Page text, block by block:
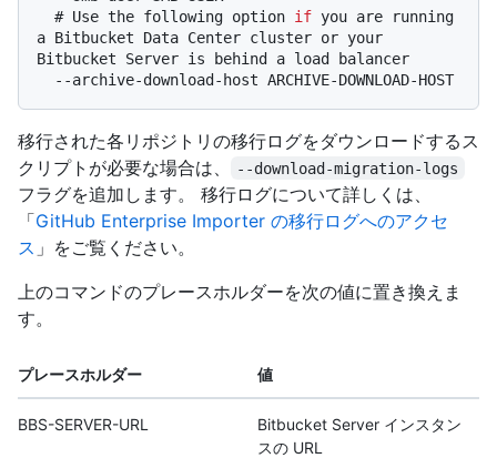
  #
Use the following option if you are running
a Bitbucket Data Center cluster or your
Bitbucket Server is behind a load balancer
移行された各リポジトリの移行ログをダウンロードするス
クリプトが必要な場合は、
--download-migration-logs
フラグを追加します。 移行ログについて詳しくは、
「GitHub Enterprise Importer の移行ログへのアクセ
ス 」をご覧ください。
上のコマンドのプレースホルダーを次の値に置き換えま
す。
プレースホルダー 値
BBS-SERVER-URL
Bitbucket Server インスタン
スの URL